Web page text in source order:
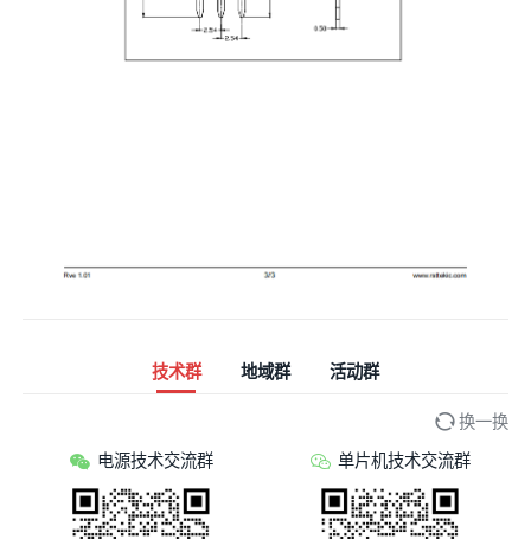
技术群 地域群 活动群
换一换
电源技术交流群 单片机技术交流群